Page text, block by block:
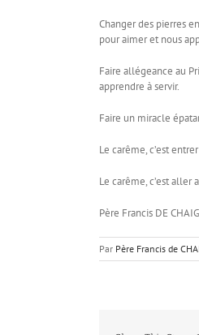
Changer des pierres
pour aimer et nous
Faire allégeance au
apprendre à servir.
Faire un miracle
Le carême, c’est
Le carême, c’est aller
Père Francis DE
Par Père Francis de